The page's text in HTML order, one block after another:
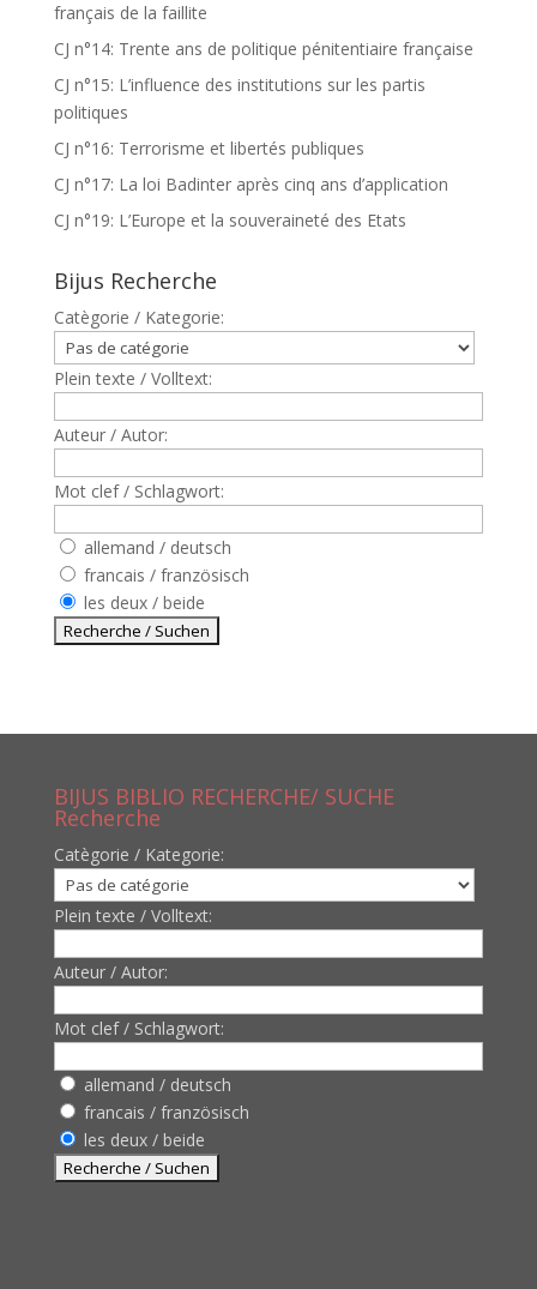
français de la faillite
CJ n°14: Trente ans de politique pénitentiaire française
CJ n°15: L’influence des institutions sur les partis
politiques
CJ n°16: Terrorisme et libertés publiques
CJ n°17: La loi Badinter après cinq ans d’application
CJ n°19: L’Europe et la souveraineté des Etats
Bijus Recherche
Catègorie / Kategorie:
Plein texte / Volltext:
Auteur / Autor:
Mot clef / Schlagwort:
allemand / deutsch
francais / französisch
les deux / beide
BIJUS BIBLIO RECHERCHE/ SUCHE
Recherche
Catègorie / Kategorie:
Plein texte / Volltext:
Auteur / Autor:
Mot clef / Schlagwort:
allemand / deutsch
francais / französisch
les deux / beide